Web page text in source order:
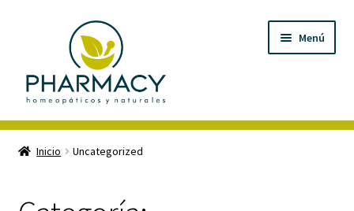
Menú
Inicio
Inicio Uncategorized